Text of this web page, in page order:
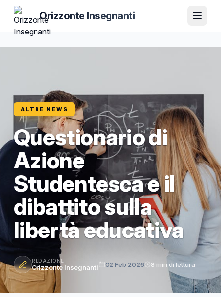
Orizzonte Insegnanti
ALTRE NEWS
Questionario di
Azione
Studentesca e il
dibattito sulla
libertà educativa
REDAZIONE
Orizzonte Insegnanti 02 Feb 2026 8 min di lettura